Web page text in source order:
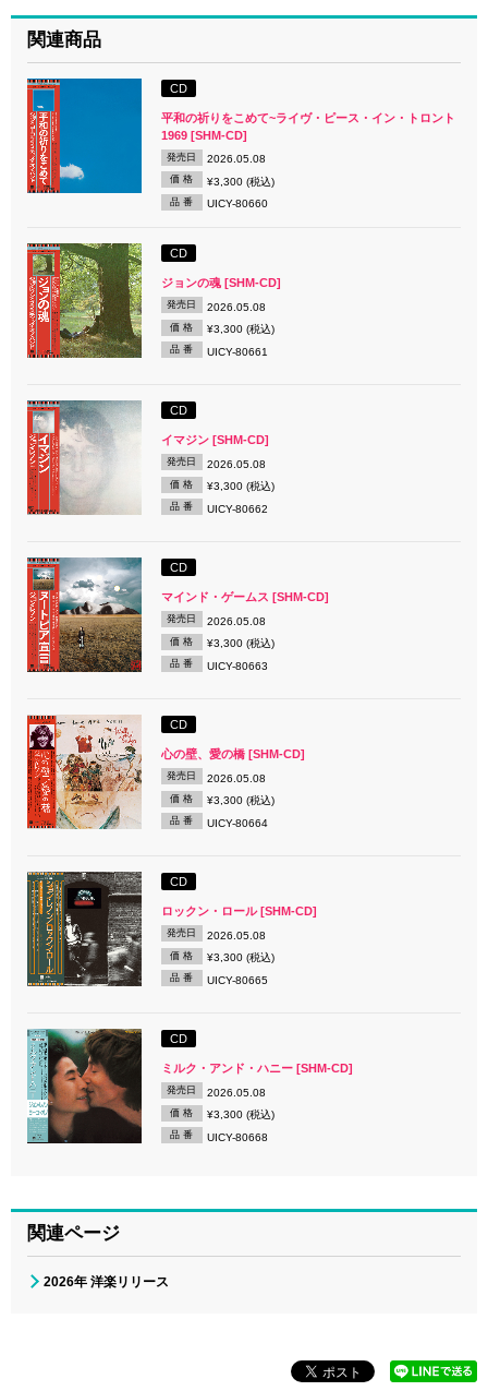
関連商品
CD
平和の祈りをこめて~ライヴ・ピース・イン・トロント
1969 [SHM-CD]
発売日 2026.05.08
価 格 ¥3,300 (税込)
品 番 UICY-80660
CD
ジョンの魂 [SHM-CD]
発売日 2026.05.08
価 格 ¥3,300 (税込)
品 番 UICY-80661
CD
イマジン [SHM-CD]
発売日 2026.05.08
価 格 ¥3,300 (税込)
品 番 UICY-80662
CD
マインド・ゲームス [SHM-CD]
発売日 2026.05.08
価 格 ¥3,300 (税込)
品 番 UICY-80663
CD
心の壁、愛の橋 [SHM-CD]
発売日 2026.05.08
価 格 ¥3,300 (税込)
品 番 UICY-80664
CD
ロックン・ロール [SHM-CD]
発売日 2026.05.08
価 格 ¥3,300 (税込)
品 番 UICY-80665
CD
ミルク・アンド・ハニー [SHM-CD]
発売日 2026.05.08
価 格 ¥3,300 (税込)
品 番 UICY-80668
関連ページ
2026年 洋楽リリース